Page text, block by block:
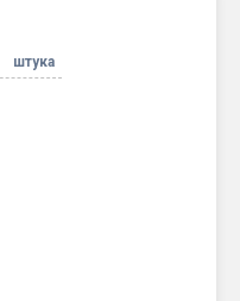
штука